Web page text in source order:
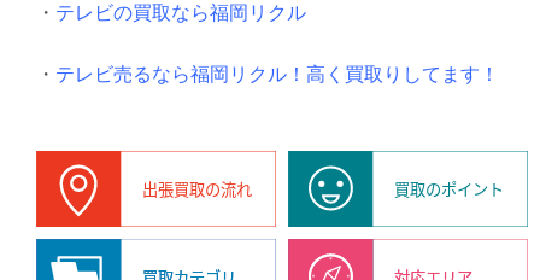
・ テレビの買取なら福岡リクル
・ テレビ売るなら福岡リクル！高く買取りしてます！